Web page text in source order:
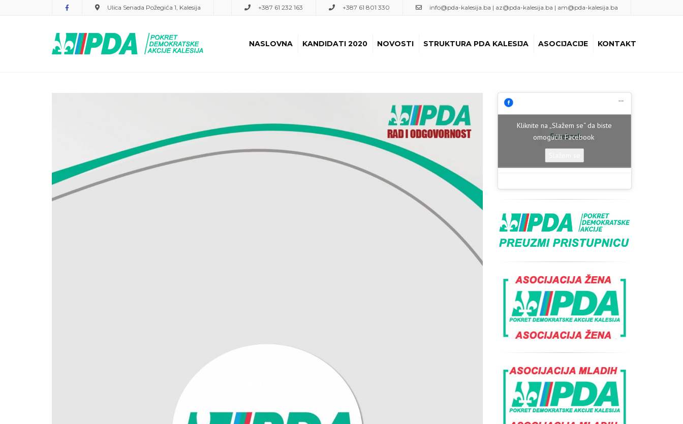
PDA
Ulica Senada Požegića 1, Kalesija +387 61 232 163 +387 61 801 330 info@pda-kalesija.ba | az@pda-kalesija.ba | am@pda-kalesija.ba
NASLOVNA KANDIDATI 2020
05. NAZA RIZVIĆ-
06. MUZAFIR
16. AJKA ŠMIGALOVIĆ
17. ARMIN ALIĆ
18. MINELA MAKALIĆ
19. ŠEVAL SELIMOVIĆ
NOVOSTI STRUKTURA PDA KALESIJA ASOCIJACIJE
ASOCIJACIJA MLADIH
KONTAKT
Facebook
Kliknite na „Slažem se“ da biste
omogućili Facebook